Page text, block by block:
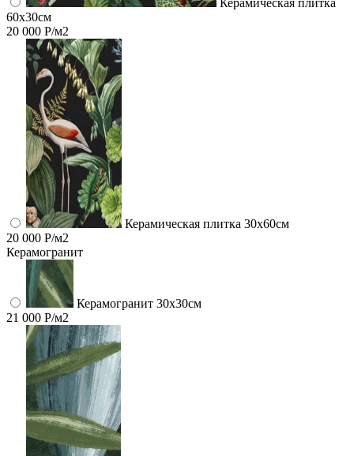
60x30см
20 000 Р/м2
Керамическая плитка 30x60см
20 000 Р/м2
Керамогранит
Керамогранит 30х30см
21 000 Р/м2